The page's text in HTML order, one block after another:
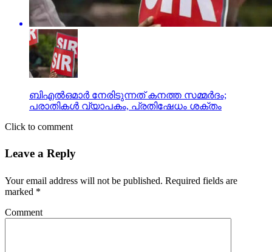
ബിഎല്‍ഒമാര്‍ നേരിടുന്നത് കനത്ത സമ്മര്‍ദം;
പരാതികള്‍ വ്യാപകം, പ്രതിഷേധം ശക്തം
Click to comment
Leave a Reply
Your email address will not be published. Required fields are
marked *
Comment